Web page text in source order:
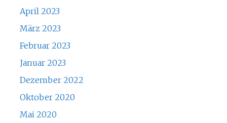
April 2023
März 2023
Februar 2023
Januar 2023
Dezember 2022
Oktober 2020
Mai 2020